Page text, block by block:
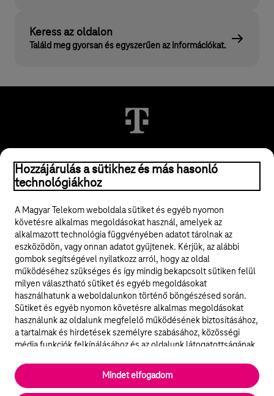
Keress az oldalon
Találd meg gyorsan és egyszerűen az információkat.
© 2026 Magyar Telekom Nyrt.
ÁSZF
Adatvédelem
Felhívások
Közösségi média
Cookie beállítások
Hozzájárulás a sütikhez és más hasonló
technológiákhoz
A Magyar Telekom weboldala sütiket és egyéb nyomon
követésre alkalmas megoldásokat használ, amelyek az
alkalmazott technológia függvényében adatot tárolnak az
eszközödön, vagy onnan adatot gyűjtenek. Kérjük, az alábbi
gombok segítségével nyilatkozz arról, hogy az oldal
működéséhez szükséges és így mindig bekapcsolt sütiken felül
milyen választható sütiket és egyéb megoldásokat
használhatunk a weboldalunkon történő böngészésed során.
Sütiket és egyéb nyomon követésre alkalmas megoldásokat
használunk az oldalunk megfelelő működésének biztosításához,
a tartalmak és hirdetések személyre szabásához, közösségi
média funkciók felkínálásához és az oldalunk látogatottságának
elengedhetetlenek a weboldal működéséhez és nem lehet
kikapcsolni őket a weboldal látogatása során rendszerünkből. A
Mindet elfogadom